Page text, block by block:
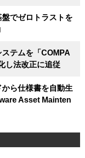
でゼロトラストを
テムを「COMPA
し法改正に追従
ら仕様書を自動生
Asset Mainten